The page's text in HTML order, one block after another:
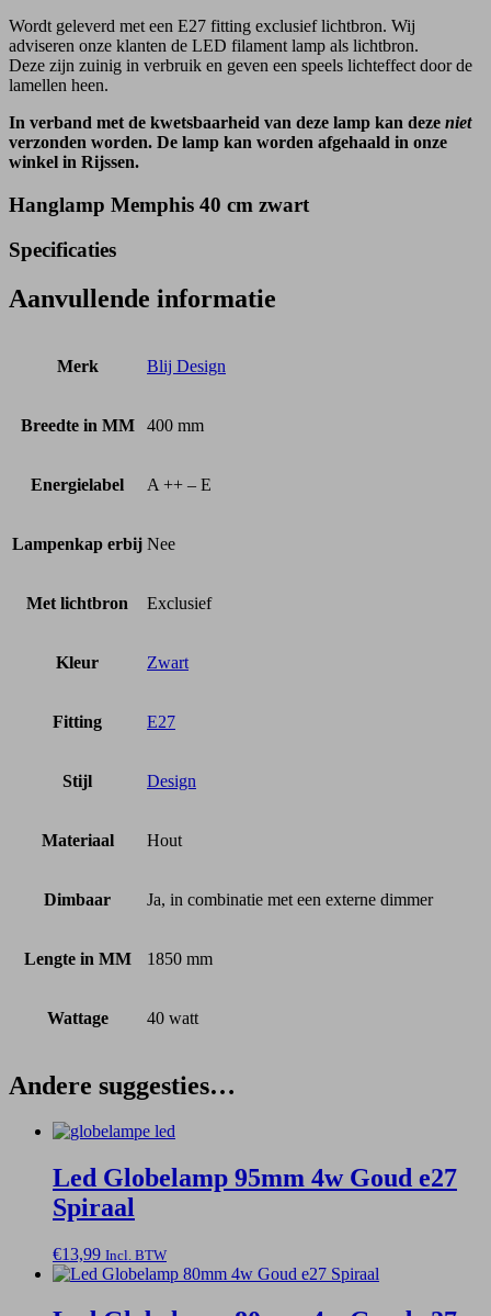
Wordt geleverd met een E27 fitting exclusief lichtbron. Wij
adviseren onze klanten de LED filament lamp als lichtbron.
Deze zijn zuinig in verbruik en geven een speels lichteffect door de
lamellen heen.
In verband met de kwetsbaarheid van deze lamp kan deze niet
verzonden worden. De lamp kan worden afgehaald in onze
winkel in Rijssen.
Hanglamp Memphis 40 cm zwart
Specificaties
Aanvullende informatie
Merk Blij Design
Breedte in MM 400 mm
Energielabel A ++ – E
Lampenkap erbij Nee
Met lichtbron Exclusief
Kleur Zwart
Fitting E27
Stijl Design
Materiaal Hout
Dimbaar Ja, in combinatie met een externe dimmer
Lengte in MM 1850 mm
Wattage 40 watt
Andere suggesties…
Led Globelamp 95mm 4w Goud e27
Spiraal
€13,99 Incl. BTW